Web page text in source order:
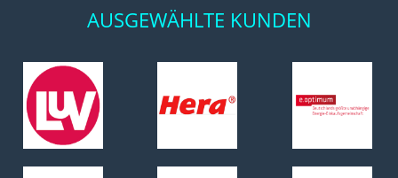
AUSGEWÄHLTE KUNDEN